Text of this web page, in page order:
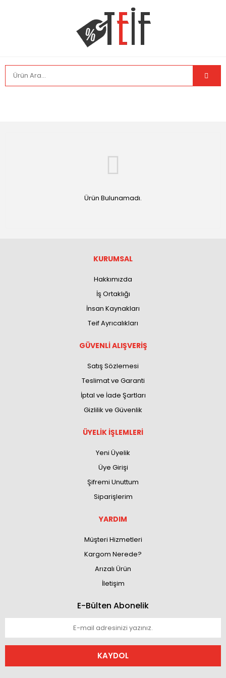
Ürün Bulunamadı.
KURUMSAL
Hakkımızda
İş Ortaklığı
İnsan Kaynakları
Teif Ayrıcalıkları
GÜVENLİ ALIŞVERİŞ
Satış Sözlemesi
Teslimat ve Garanti
İptal ve İade Şartları
Gizlilik ve Güvenlik
ÜYELİK İŞLEMLERİ
Yeni Üyelik
Üye Girişi
Şifremi Unuttum
Siparişlerim
YARDIM
Müşteri Hizmetleri
Kargom Nerede?
Arızalı Ürün
İletişim
E-Bülten Abonelik
KAYDOL